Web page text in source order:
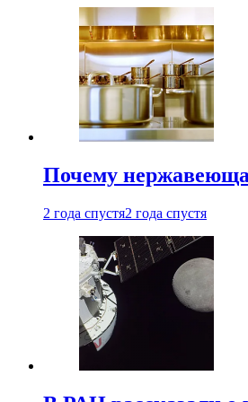
Почему
2 года спустя2 года спустя